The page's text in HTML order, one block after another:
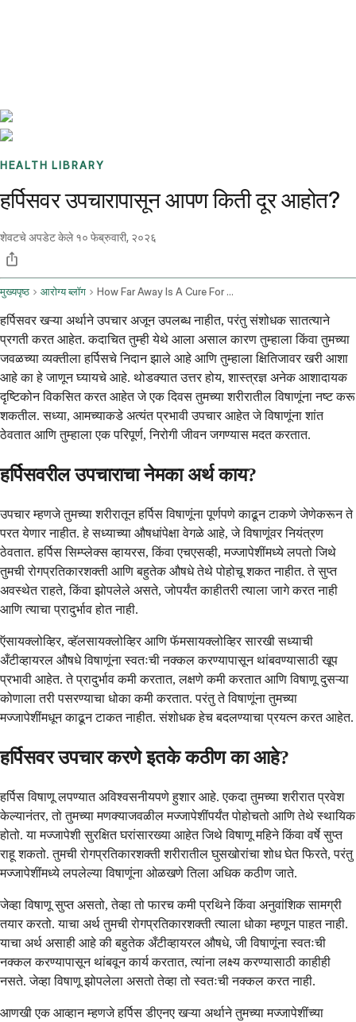
HEALTH LIBRARY
हर्पिसवर उपचारापासून आपण किती दूर आहोत?
शेवटचे अपडेट केले १० फेब्रुवारी, २०२६
मुख्यपृष्ठ आरोग्य ब्लॉग How Far Away Is A Cure For Herpes
हर्पिसवर खऱ्या अर्थाने उपचार अजून उपलब्ध नाहीत, परंतु संशोधक सातत्याने
प्रगती करत आहेत. कदाचित तुम्ही येथे आला असाल कारण तुम्हाला किंवा तुमच्या
जवळच्या व्यक्तीला हर्पिसचे निदान झाले आहे आणि तुम्हाला क्षितिजावर खरी आशा
आहे का हे जाणून घ्यायचे आहे. थोडक्यात उत्तर होय, शास्त्रज्ञ अनेक आशादायक
दृष्टिकोन विकसित करत आहेत जे एक दिवस तुमच्या शरीरातील विषाणूंना नष्ट करू
शकतील. सध्या, आमच्याकडे अत्यंत प्रभावी उपचार आहेत जे विषाणूंना शांत
ठेवतात आणि तुम्हाला एक परिपूर्ण, निरोगी जीवन जगण्यास मदत करतात.
हर्पिसवरील उपचाराचा नेमका अर्थ काय?
उपचार म्हणजे तुमच्या शरीरातून हर्पिस विषाणूंना पूर्णपणे काढून टाकणे जेणेकरून ते
परत येणार नाहीत. हे सध्याच्या औषधांपेक्षा वेगळे आहे, जे विषाणूंवर नियंत्रण
ठेवतात. हर्पिस सिम्प्लेक्स व्हायरस, किंवा एचएसव्ही, मज्जापेशींमध्ये लपतो जिथे
तुमची रोगप्रतिकारशक्ती आणि बहुतेक औषधे तेथे पोहोचू शकत नाहीत. ते सुप्त
अवस्थेत राहते, किंवा झोपलेले असते, जोपर्यंत काहीतरी त्याला जागे करत नाही
आणि त्याचा प्रादुर्भाव होत नाही.
ऍसायक्लोव्हिर, व्हॅलसायक्लोव्हिर आणि फॅमसायक्लोव्हिर सारखी सध्याची
अँटीव्हायरल औषधे विषाणूंना स्वतःची नक्कल करण्यापासून थांबवण्यासाठी खूप
प्रभावी आहेत. ते प्रादुर्भाव कमी करतात, लक्षणे कमी करतात आणि विषाणू दुसऱ्या
कोणाला तरी पसरण्याचा धोका कमी करतात. परंतु ते विषाणूंना तुमच्या
मज्जापेशींमधून काढून टाकत नाहीत. संशोधक हेच बदलण्याचा प्रयत्न करत आहेत.
हर्पिसवर उपचार करणे इतके कठीण का आहे?
हर्पिस विषाणू लपण्यात अविश्वसनीयपणे हुशार आहे. एकदा तुमच्या शरीरात प्रवेश
केल्यानंतर, तो तुमच्या मणक्याजवळील मज्जापेशींपर्यंत पोहोचतो आणि तेथे स्थायिक
होतो. या मज्जापेशी सुरक्षित घरांसारख्या आहेत जिथे विषाणू महिने किंवा वर्षे सुप्त
राहू शकतो. तुमची रोगप्रतिकारशक्ती शरीरातील घुसखोरांचा शोध घेत फिरते, परंतु
मज्जापेशींमध्ये लपलेल्या विषाणूंना ओळखणे तिला अधिक कठीण जाते.
जेव्हा विषाणू सुप्त असतो, तेव्हा तो फारच कमी प्रथिने किंवा अनुवांशिक सामग्री
तयार करतो. याचा अर्थ तुमची रोगप्रतिकारशक्ती त्याला धोका म्हणून पाहत नाही.
याचा अर्थ असाही आहे की बहुतेक अँटीव्हायरल औषधे, जी विषाणूंना स्वतःची
नक्कल करण्यापासून थांबवून कार्य करतात, त्यांना लक्ष्य करण्यासाठी काहीही
नसते. जेव्हा विषाणू झोपलेला असतो तेव्हा तो स्वतःची नक्कल करत नाही.
आणखी एक आव्हान म्हणजे हर्पिस डीएनए खऱ्या अर्थाने तुमच्या मज्जापेशींच्या